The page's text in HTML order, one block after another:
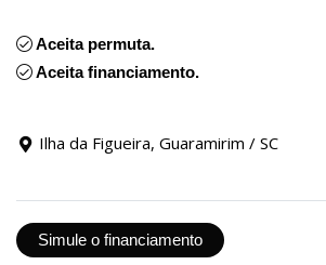
Aceita permuta.
Aceita financiamento.
Ilha da Figueira, Guaramirim / SC
Simule o financiamento